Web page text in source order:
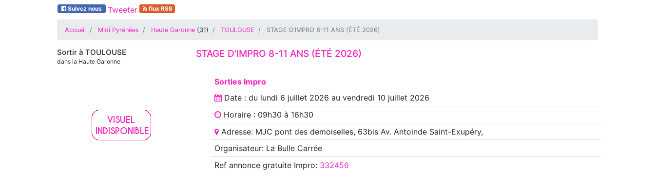
Suivez nous Tweeter flux RSS
Accueil Midi Pyrénées Haute Garonne (31) TOULOUSE STAGE D'IMPRO 8-11 ANS (ÉTÉ 2026)
Sortir à TOULOUSE
dans la Haute Garonne
STAGE D'IMPRO 8-11 ANS (ÉTÉ 2026)
Sorties Impro
Date : du lundi 6 juillet 2026 au vendredi 10 juillet 2026
Horaire : 09h30 à 16h30
Adresse: MJC pont des demoiselles, 63bis Av. Antoinde Saint-Exupéry,
Organisateur: La Bulle Carrée
Ref annoncegratuite Impro: 332456